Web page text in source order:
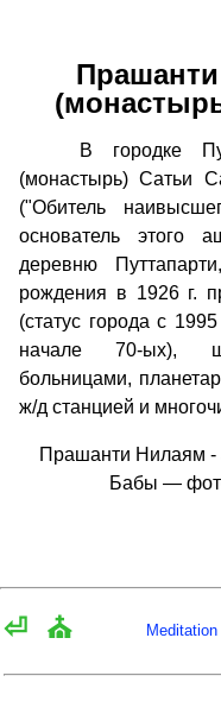
В городке
(монастырь) Сатьи
("Обитель
основатель этого
деревню
рождения в 1926 г.
(статус города с
начале 70-ых),
больницами,
ж/д станцией и
Прашанти Нилаям
Бабы —
⏎ ⛪